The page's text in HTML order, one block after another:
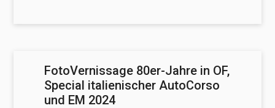
FotoVernissage 80er-Jahre in OF,
Special italienischer AutoCorso
und EM 2024